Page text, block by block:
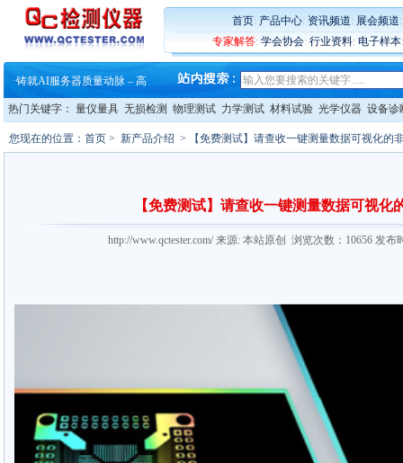
首页: 产品中心: 资讯频道: 展会频道
专家解答: 学会协会: 行业资料: 电子样本
蔡司软件 | 高效变形分析能
铸就AI服务器质量动脉 – 高
·铸就AI服务器质量动脉 – 高
·ZEISS BOSELLO ADR 让内部缺
·蔡司和亿纬锂能达成战略合作
·大牌云集 买家升级 ——26
·铸就AI服务器质量动脉 – 高
热门关键字： 量仪量具 无损检测 物理测试 力学测试 材料试验 光学仪器 设备诊
您现在的位置： 首页 > 新产品介绍 > 【免费测试】请查收一键测量数据可视化的
【免费测试】请查收一键测量数据可视化
http://www.qctester.com/ 来源: 本站原创 浏览次数：10656 发布